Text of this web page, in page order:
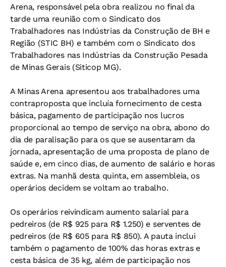
Arena, responsável pela obra realizou no final da
tarde uma reunião com o Sindicato dos
Trabalhadores nas Indústrias da Construção de BH e
Região (STIC BH) e também com o Sindicato dos
Trabalhadores nas Indústrias da Construção Pesada
de Minas Gerais (Siticop MG).
A Minas Arena apresentou aos trabalhadores uma
contraproposta que incluía fornecimento de cesta
básica, pagamento de participação nos lucros
proporcional ao tempo de serviço na obra, abono do
dia de paralisação para os que se ausentaram da
jornada, apresentação de uma proposta de plano de
saúde e, em cinco dias, de aumento de salário e horas
extras. Na manhã desta quinta, em assembleia, os
operários decidem se voltam ao trabalho.
Os operários reivindicam aumento salarial para
pedreiros (de R$ 925 para R$ 1.250) e serventes de
pedreiros (de R$ 605 para R$ 850). A pauta inclui
também o pagamento de 100% das horas extras e
cesta básica de 35 kg, além de participação nos